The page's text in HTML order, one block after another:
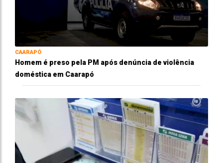
CAARAPÓ
Homem é preso pela PM após denúncia de violência
doméstica em Caarapó